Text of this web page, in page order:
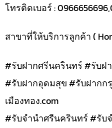
โทรติดเบอร์ :
สาขาที่ให้บริการลูกค้า (
#รับฝากศรีนครินทร์ #รับฝ
#รับฝากอุดมสุข #รับฝากก
เมืองทอง.com
#รับจำนำศรีนครินทร์ #รับ